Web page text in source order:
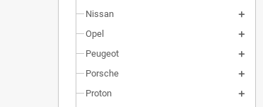
Nissan
Opel
Peugeot
Porsche
Proton